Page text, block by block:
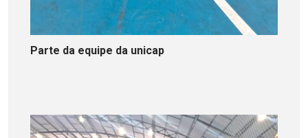
Parte da equipe da unicap